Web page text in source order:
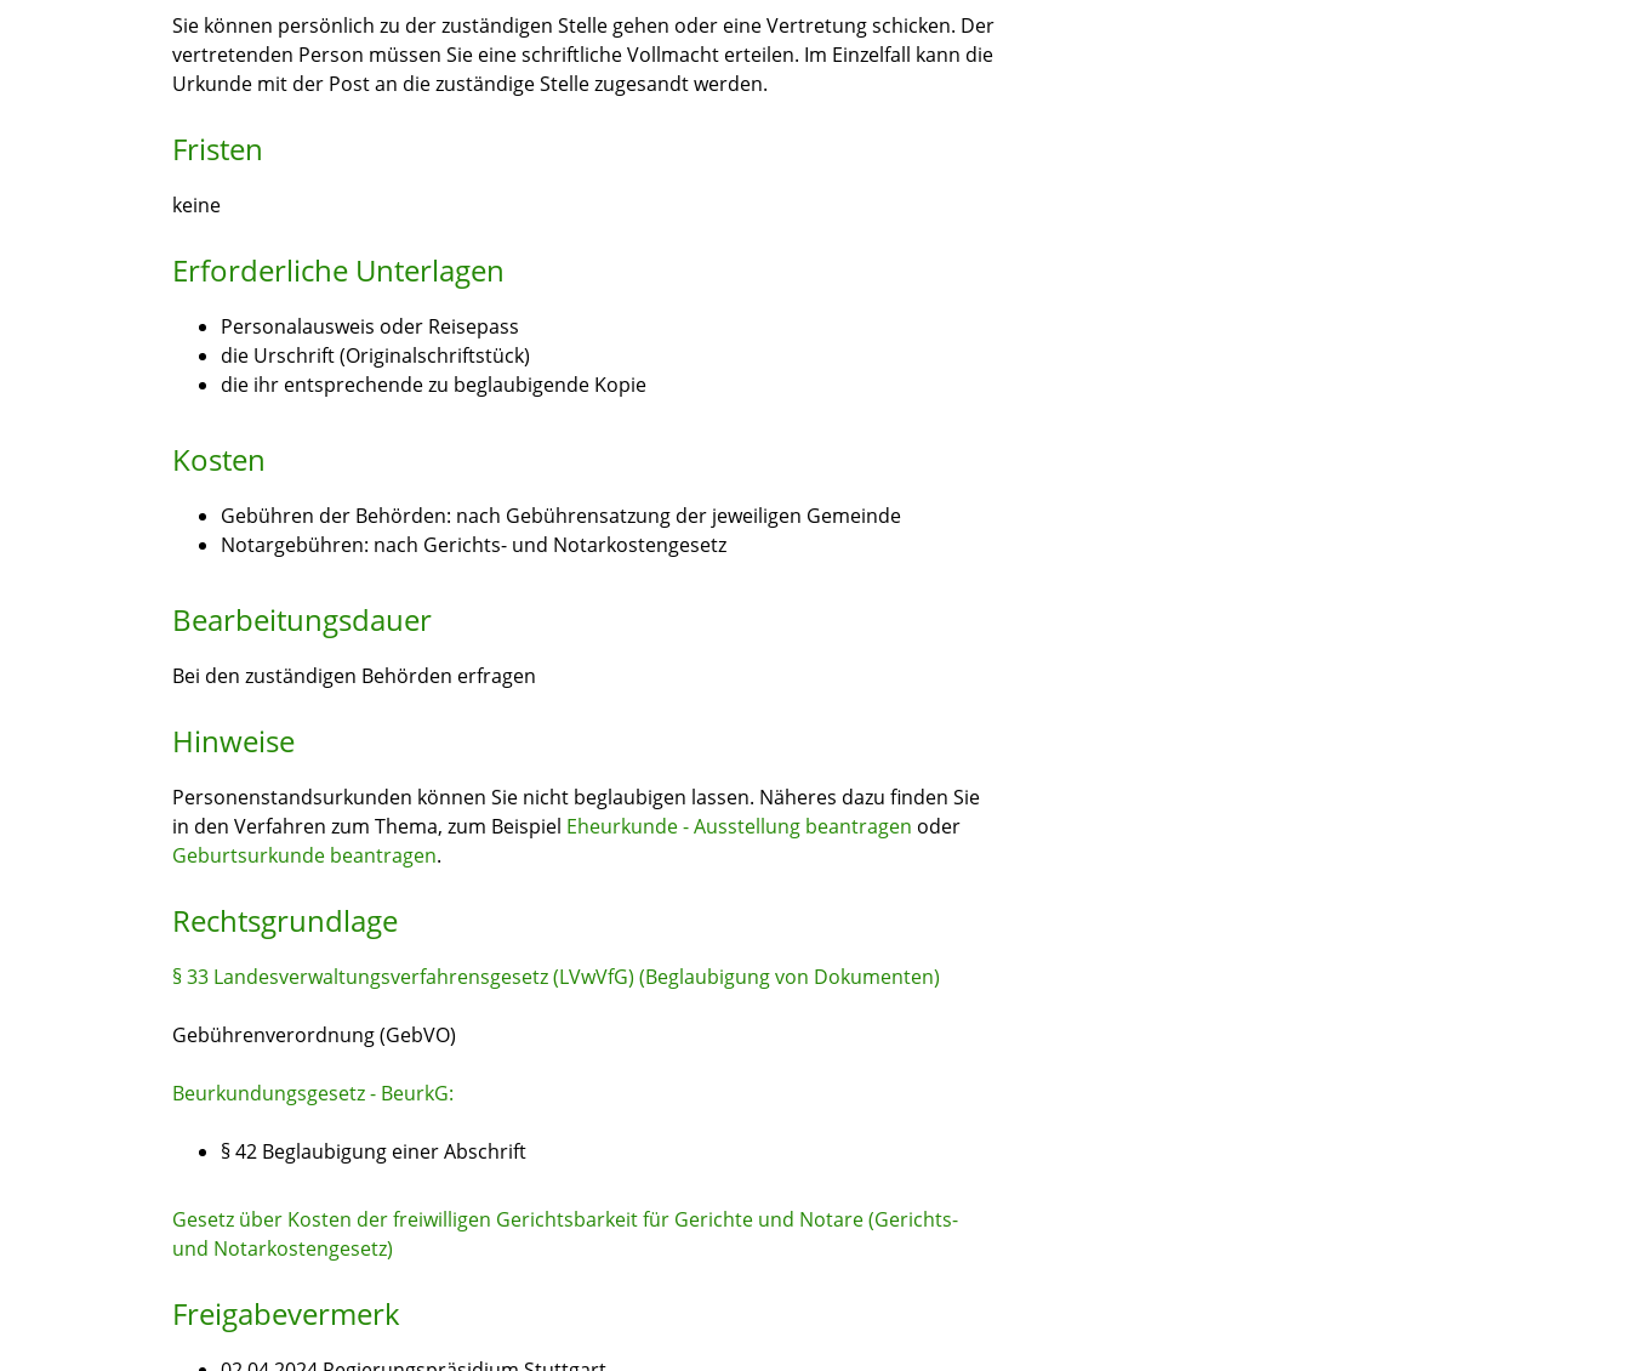
Sie können persönlich zu der zuständigen Stelle gehen oder eine Vertretung schicken. Der
vertretenden Person müssen Sie eine schriftliche Vollmacht erteilen. Im Einzelfall kann die
Urkunde mit der Post an die zuständige Stelle zugesandt werden.
Fristen
keine
Erforderliche Unterlagen
Personalausweis oder Reisepass
die Urschrift (Originalschriftstück)
die ihr entsprechende zu beglaubigende Kopie
Kosten
Gebühren der Behörden: nach Gebührensatzung der jeweiligen Gemeinde
Notargebühren: nach Gerichts- und Notarkostengesetz
Bearbeitungsdauer
Bei den zuständigen Behörden erfragen
Hinweise
Personenstandsurkunden können Sie nicht beglaubigen lassen. Näheres dazu finden Sie
in den Verfahren zum Thema, zum Beispiel Eheurkunde - Ausstellung beantragen oder
Geburtsurkunde beantragen.
Rechtsgrundlage
§ 33 Landesverwaltungsverfahrensgesetz (LVwVfG) (Beglaubigung von Dokumenten)
Gebührenverordnung (GebVO)
Beurkundungsgesetz - BeurkG:
§ 42 Beglaubigung einer Abschrift
Gesetz über Kosten der freiwilligen Gerichtsbarkeit für Gerichte und Notare (Gerichts-
und Notarkostengesetz)
Freigabevermerk